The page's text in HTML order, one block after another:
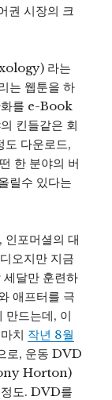
권 시장의 크
라는
는 웹툰을 하
화를 e-Book
킨들같은 회
도 다운로드,
한 분야의 버
릴수 있다는
포머셜의 대
오지만 지금
세달만 훈련하
애프터를 극
만드는데, 이
치 작년 8월
로, 운동 DVD
Horton)
도. DVD를